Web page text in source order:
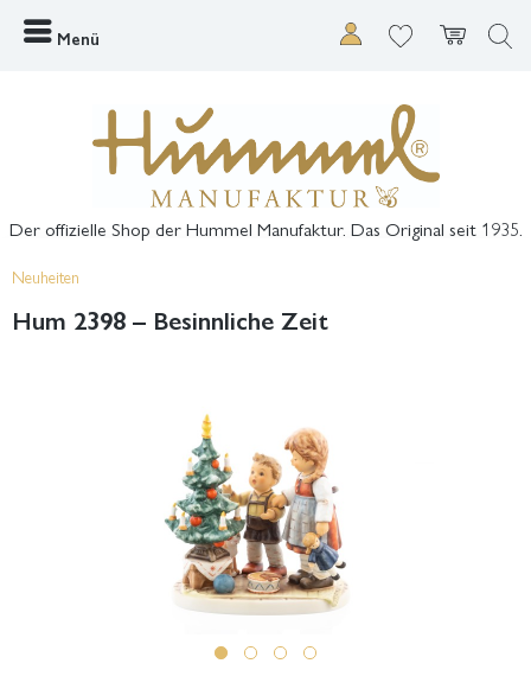
Menü
Der offizielle Shop der Hummel Manufaktur. Das Original seit 1935.
Neuheiten
Hum 2398 – Besinnliche Zeit